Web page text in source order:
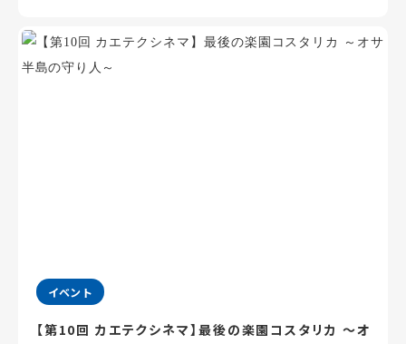
イベント
【第10回 カエテクシネマ】最後の楽園コスタリカ ～オ